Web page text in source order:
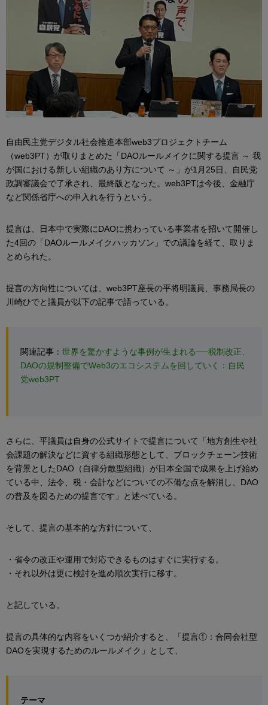
自由民主党デジタル社会推進本部web3プロジェクトチーム
（web3PT）が取りまとめた「DAOルールメイクに関する提言 ～ 我
が国における新しい組織のあり方について ～」が1月25日、自民党
政調審議会で了承され、最終版となった。web3PTは今後、金融庁
など関係省庁への申入れを行うという。
提言は、日本中で実際にDAOに携わっている事業者を招いて開催し
た4回の「DAOルールメイクハッカソン」での議論を経て、取りま
とめられた。
提言の方向性については、web3PT座長の平将明議員、事務局長の
川崎ひでと議員が以下の記事で語っている。
関連記事： 世界を驚かすような事例が生まれる──税制改正、
DAOの規制整備でWeb3のエコシステムを回していく：自民
党web3PT
さらに、平議員は自身の公式サイトで提言について「地方創生や社
会課題の解決などに資する組織形態として、ブロックチェーン技術
を背景としたDAO（自律分散型組織）が日本全国で成果を上げ始め
ている中、法令、税・会計などについての不備な点を解消し、DAO
の普及を図るための提言です」と述べている。
そして、提言の基本的な方針について、
・省令の改正や運用で対応できるものはすぐに実行する。
・それ以外は更に検討を進め順次実行に移す。
と記している。
提言の具体的な内容をいくつか紹介すると、「提言①：合同会社型
DAOを実現するためのルールメイク」として、
テーマ